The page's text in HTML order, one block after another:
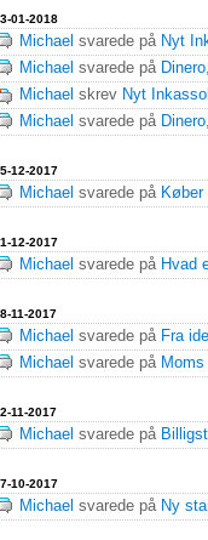
01-2018
Michael svarede på Nyt
Michael svarede på
Michael skrev Nyt
Michael svarede på
12-2017
Michael svarede på
12-2017
Michael svarede på Hvad
11-2017
Michael svarede på Fra
Michael svarede på
11-2017
Michael svarede på
10-2017
Michael svarede på Ny